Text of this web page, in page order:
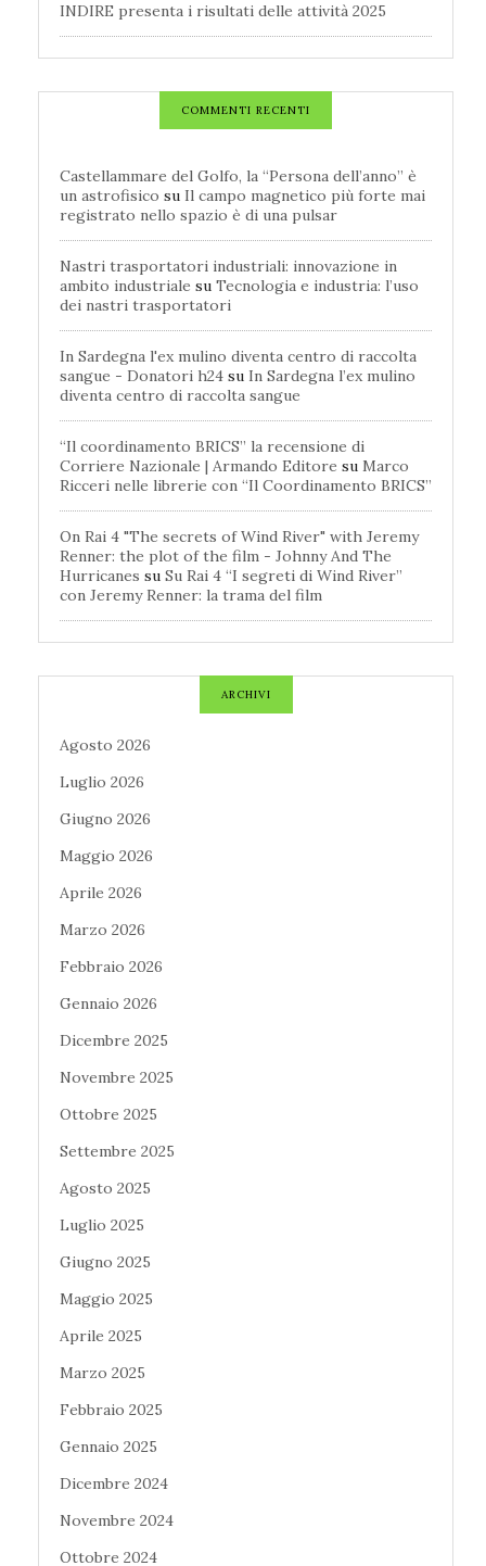
INDIRE presenta i risultati delle attività 2025
COMMENTI RECENTI
Castellammare del Golfo, la “Persona dell’anno” è
un astrofisico su Il campo magnetico più forte mai
registrato nello spazio è di una pulsar
Nastri trasportatori industriali: innovazione in
ambito industriale su Tecnologia e industria: l’uso
dei nastri trasportatori
In Sardegna l'ex mulino diventa centro di raccolta
sangue - Donatori h24 su In Sardegna l’ex mulino
diventa centro di raccolta sangue
“Il coordinamento BRICS” la recensione di
Corriere Nazionale | Armando Editore su Marco
Ricceri nelle librerie con “Il Coordinamento BRICS”
On Rai 4 "The secrets of Wind River" with Jeremy
Renner: the plot of the film - Johnny And The
Hurricanes su Su Rai 4 “I segreti di Wind River”
con Jeremy Renner: la trama del film
ARCHIVI
Agosto 2026
Luglio 2026
Giugno 2026
Maggio 2026
Aprile 2026
Marzo 2026
Febbraio 2026
Gennaio 2026
Dicembre 2025
Novembre 2025
Ottobre 2025
Settembre 2025
Agosto 2025
Luglio 2025
Giugno 2025
Maggio 2025
Aprile 2025
Marzo 2025
Febbraio 2025
Gennaio 2025
Dicembre 2024
Novembre 2024
Ottobre 2024